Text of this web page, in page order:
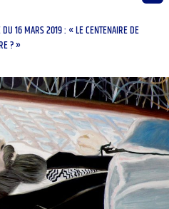
16 MARS 2019 : « LE CENTENAIRE DE
? »